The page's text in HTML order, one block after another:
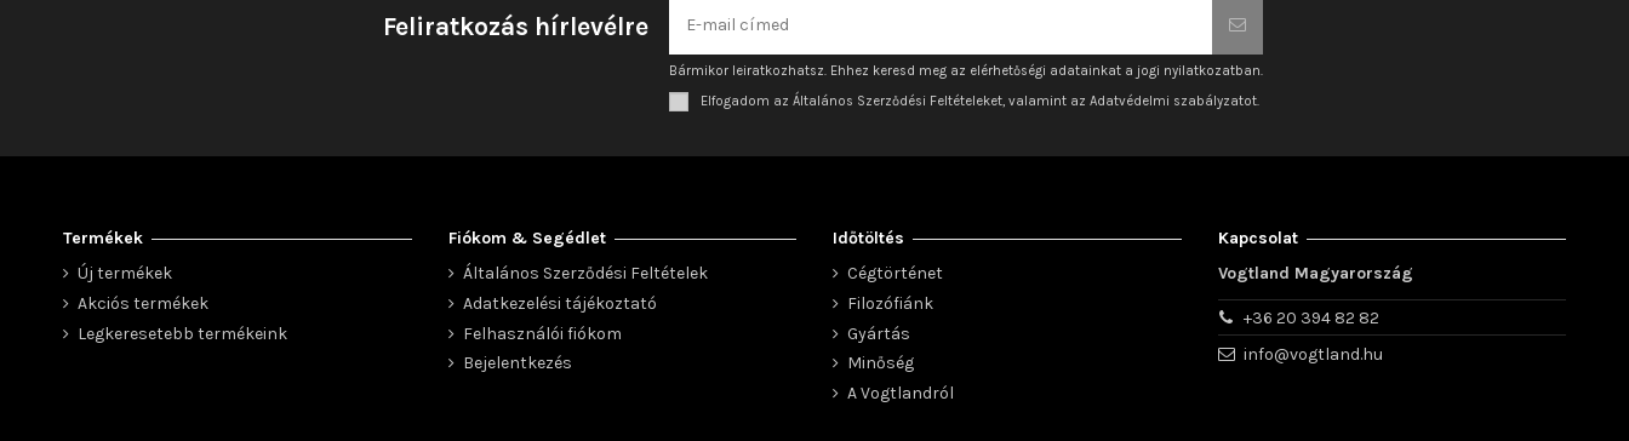
Feliratkozás hírlevélre
Bármikor leiratkozhatsz. Ehhez keresd meg az elérhetőségi adatainkat a jogi nyilatkozatban.
Elfogadom az Általános Szerződési Feltételeket, valamint az Adatvédelmi szabályzatot.
Termékek
Új termékek
Akciós termékek
Legkeresetebb termékeink
Fiókom & Segédlet
Általános Szerződési Feltételek
Adatkezelési tájékoztató
Felhasználói fiókom
Bejelentkezés
Időtöltés
Cégtörténet
Filozófiánk
Gyártás
Minőség
A Vogtlandról
Kapcsolat
Vogtland Magyarország
+36 20 394 82 82
info@vogtland.hu